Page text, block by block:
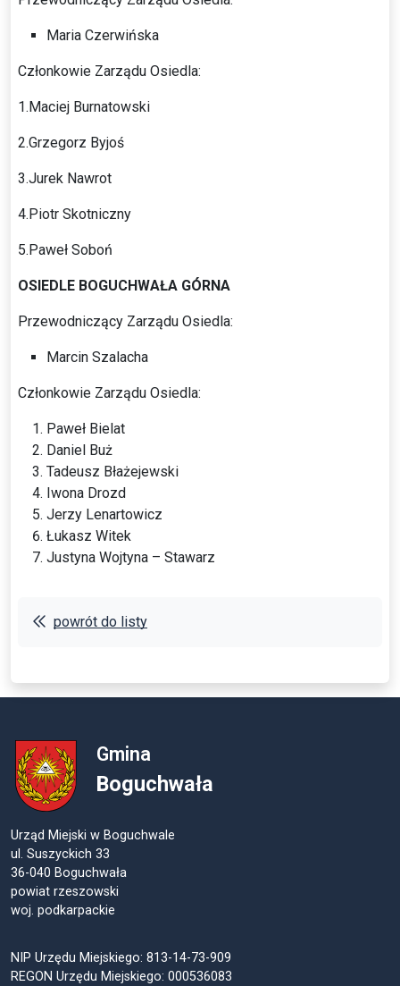
Maria Czerwińska
Członkowie Zarządu Osiedla:
1.Maciej Burnatowski
2.Grzegorz Byjoś
3.Jurek Nawrot
4.Piotr Skotniczny
5.Paweł Soboń
OSIEDLE BOGUCHWAŁA GÓRNA
Przewodniczący Zarządu Osiedla:
Marcin Szalacha
Członkowie Zarządu Osiedla:
Paweł Bielat
Daniel Buż
Tadeusz Błażejewski
Iwona Drozd
Jerzy Lenartowicz
Łukasz Witek
Justyna Wojtyna – Stawarz
powrót do listy
Gmina
Boguchwała
Urząd Miejski w Boguchwale
ul. Suszyckich 33
36-040 Boguchwała
powiat rzeszowski
woj. podkarpackie
NIP Urzędu Miejskiego: 813-14-73-909
REGON Urzędu Miejskiego: 000536083